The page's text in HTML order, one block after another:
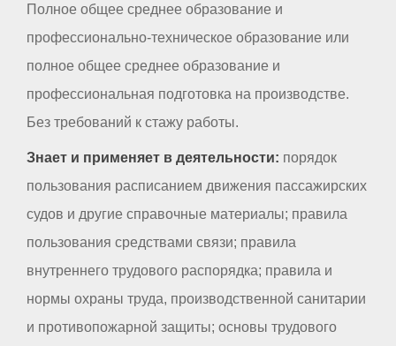
Полное общее среднее образование и
профессионально-техническое образование или
полное общее среднее образование и
профессиональная подготовка на производстве.
Без требований к стажу работы.
Знает и применяет в деятельности: порядок
пользования расписанием движения пассажирских
судов и другие справочные материалы; правила
пользования средствами связи; правила
внутреннего трудового распорядка; правила и
нормы охраны труда, производственной санитарии
и противопожарной защиты; основы трудового